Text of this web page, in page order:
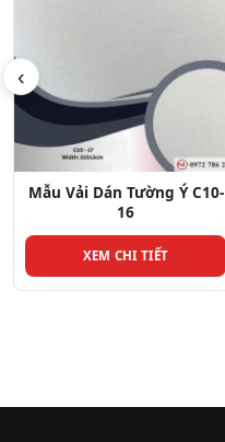
‹
Mẫu Vải Dán Tường Ý C10-
18
XEM CHI TIẾT